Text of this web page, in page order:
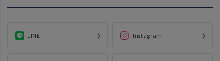
LINE Instagram